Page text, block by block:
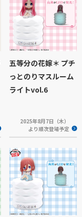
五等分の花嫁＊ プチ
っとのりマスルーム
ライトvol.6
2025年8月7日（木）
より順次登場予定